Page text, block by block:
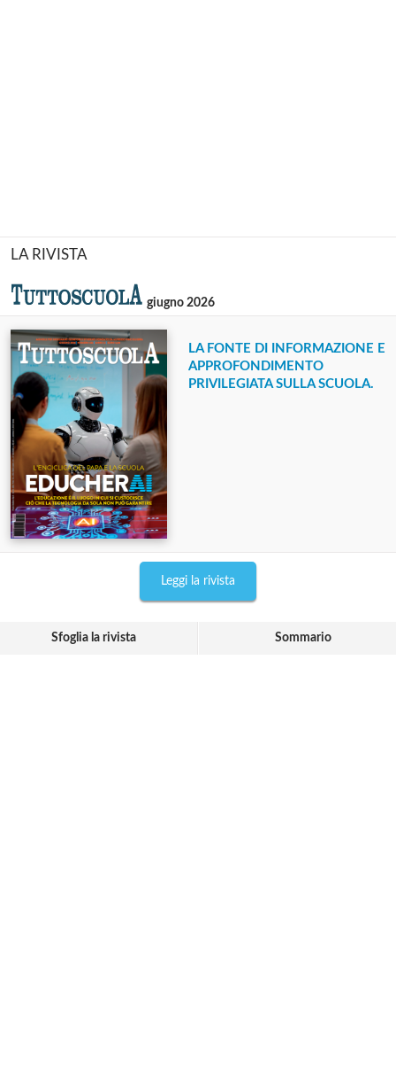
LA RIVISTA
giugno 2026
LA FONTE DI INFORMAZIONE E
APPROFONDIMENTO
PRIVILEGIATA SULLA SCUOLA.
Leggi la rivista
Sfoglia la rivista Sommario